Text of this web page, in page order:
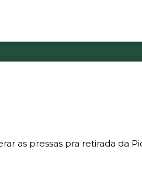
as pressas pra retirada da